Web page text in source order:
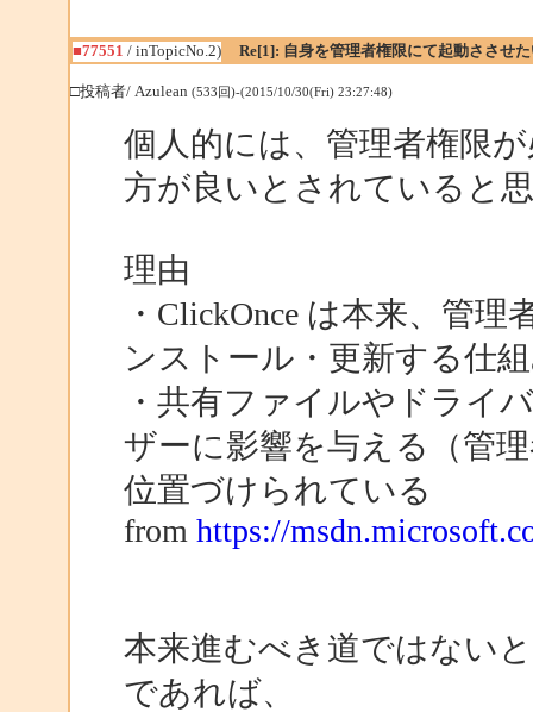
■77551 / inTopicNo.2) Re[1]: 自身を管理者権限にて起動ささせた
□投稿者/ Azulean (533回)-(2015/10/30(Fri) 23:27:48)
個人的には、管理者権限
方が良いとされていると
理由
・ClickOnce は本来、管
ンストール・更新する仕
・共有ファイルやドライ
ザーに影響を与える（管
位置づけられている
from https://
本来進むべき道ではない
であれば、